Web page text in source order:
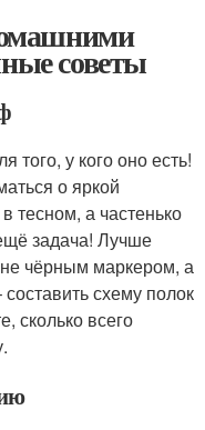
советы
того, у кого оно есть!
о яркой
тесном, а частенько
задача! Лучше
чёрным маркером, а
схему полок
сколько всего